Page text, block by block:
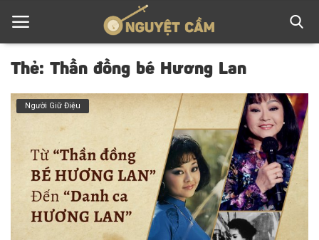
Trang chủ
Về Cải Lương
Cung Đàn Xưa
Người Giữ Điệu
Tuồng xưa - Chuyện mới
Thẻ: Thần đồng bé Hương Lan
Người Giữ Điệu